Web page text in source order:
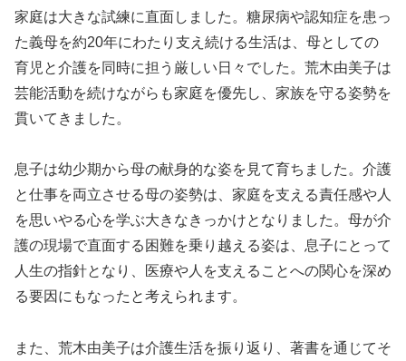
家庭は大きな試練に直面しました。糖尿病や認知症を患っ
た義母を約20年にわたり支え続ける生活は、母としての
育児と介護を同時に担う厳しい日々でした。荒木由美子は
芸能活動を続けながらも家庭を優先し、家族を守る姿勢を
貫いてきました。
息子は幼少期から母の献身的な姿を見て育ちました。介護
と仕事を両立させる母の姿勢は、家庭を支える責任感や人
を思いやる心を学ぶ大きなきっかけとなりました。母が介
護の現場で直面する困難を乗り越える姿は、息子にとって
人生の指針となり、医療や人を支えることへの関心を深め
る要因にもなったと考えられます。
また、荒木由美子は介護生活を振り返り、著書を通じてそ